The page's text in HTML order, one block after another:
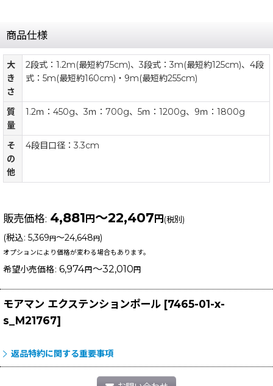
商品仕様
大
き
さ
2段式：1.2m(最短約75cm)、3段式：3m(最短約125cm)、4段
式：5m(最短約160cm)・9m(最短約255cm)
質
量
1.2ｍ：450g、3ｍ：700g、5ｍ：1200g、9ｍ：1800g
そ
の
他
4段目口径：3.3cm
販売価格: 4,881 円 ～22,407 円 (税別)
(税込: 5,369 円～24,648 円)
オプションにより価格が変わる場合もあります。
希望小売価格: 6,974円 ～32,010 円
モアマン エクステンションポール [7465-01-x-
s_M21767]
返品特約に関する重要事項